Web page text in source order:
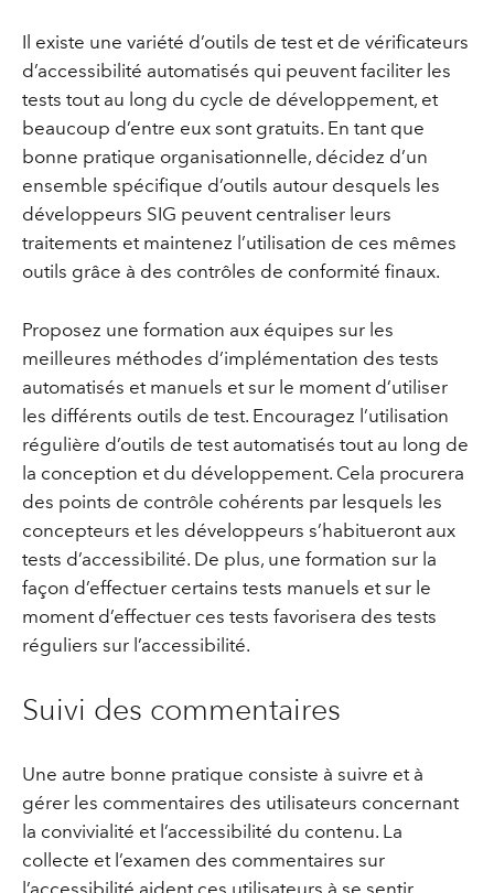
Il existe une variété d’outils de test et de vérificateurs
d’accessibilité automatisés qui peuvent faciliter les
tests tout au long du cycle de développement, et
beaucoup d’entre eux sont gratuits. En tant que
bonne pratique organisationnelle, décidez d’un
ensemble spécifique d’outils autour desquels les
développeurs SIG peuvent centraliser leurs
traitements et maintenez l’utilisation de ces mêmes
outils grâce à des contrôles de conformité finaux.
Proposez une formation aux équipes sur les
meilleures méthodes d’implémentation des tests
automatisés et manuels et sur le moment d’utiliser
les différents outils de test. Encouragez l’utilisation
régulière d’outils de test automatisés tout au long de
la conception et du développement. Cela procurera
des points de contrôle cohérents par lesquels les
concepteurs et les développeurs s’habitueront aux
tests d’accessibilité. De plus, une formation sur la
façon d’effectuer certains tests manuels et sur le
moment d’effectuer ces tests favorisera des tests
réguliers sur l’accessibilité.
Suivi des commentaires
Une autre bonne pratique consiste à suivre et à
gérer les commentaires des utilisateurs concernant
la convivialité et l’accessibilité du contenu. La
collecte et l’examen des commentaires sur